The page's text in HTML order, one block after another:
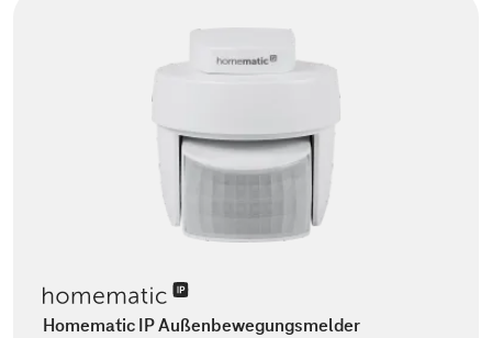
Homematic IP Außenbewegungsmelder